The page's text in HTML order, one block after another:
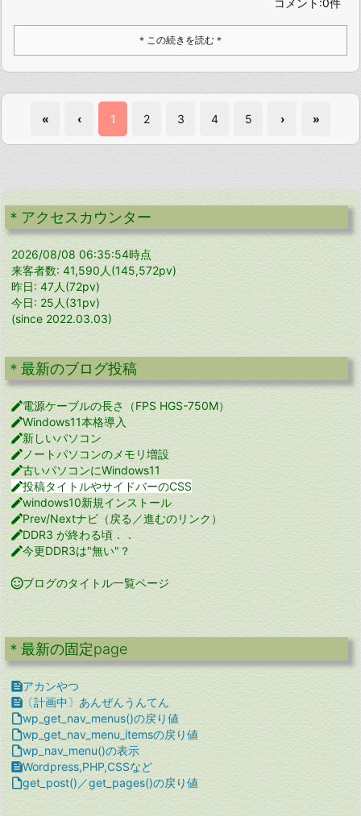
コメント:0件
＊この続きを読む＊
« ‹ 1 2 3 4 5 › »
＊アクセスカウンター
2026/08/08 06:35:54時点
来客者数: 41,590人(145,572pv)
昨日: 47人(72pv)
今日: 25人(31pv)
(since 2022.03.03)
＊最新のブログ投稿
電源ケーブルの長さ（FPS HGS-750M）
Windows11本格導入
新しいパソコン
 ノートパソコンのメモリ増設
古いパソコンにWindows11
投稿タイトルやサイドバーのCSS
windows10新規インストール
Prev/Nextナビ（戻る／進むのリンク）
DDR3 が終わる頃．．
今更DDR3は"無い"？
ブログのタイトル一覧ページ
＊最新の固定page
アカンやつ
 〔計画中〕あんぜんうんてん
wp_get_nav_menus()の戻り値
wp_get_nav_menu_itemsの戻り値
wp_nav_menu()の表示
Wordpress,PHP,CSSなど
get_post()／get_pages()の戻り値